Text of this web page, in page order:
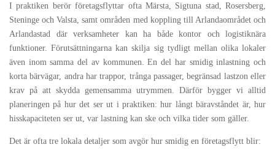
I praktiken berör företagsflyttar ofta Märsta, Sigtuna stad, Rosersberg,
Steninge och Valsta, samt områden med koppling till Arlandaområdet och
Arlandastad där verksamheter kan ha både kontor och logistiknära
funktioner. Förutsättningarna kan skilja sig tydligt mellan olika lokaler
även inom samma del av kommunen. En del har smidig inlastning och
korta bärvägar, andra har trappor, trånga passager, begränsad lastzon eller
krav på att skydda gemensamma utrymmen. Därför bygger vi alltid
planeringen på hur det ser ut i praktiken: hur långt bäravståndet är, hur
hisskapaciteten ser ut, var lastning kan ske och vilka tider som gäller.
Det är ofta tre lokala detaljer som avgör hur smidig en företagsflytt blir: